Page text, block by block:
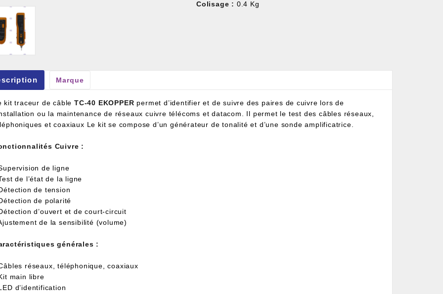
Colisage : 0.4 Kg
Marque
kit traceur de câbleTC-40 EKOPPER permet d’identifier et de suivre des paires de cuivre lors de
ou la maintenance de réseaux cuivre télécoms et datacom. Il permet le test des câbles réseaux,
et coaxiaux Le kit se compose d’un générateur de tonalité et d’une sonde amplificatrice.
Cuivre :
de ligne
de l’état de la ligne
de tension
de polarité
d’ouvert et de court-circuit
de la sensibilité (volume)
générales :
réseaux, téléphonique, coaxiaux
main libre
d’identification